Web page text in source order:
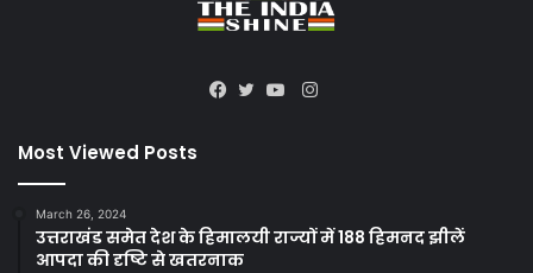
Instagram
Most Viewed Posts
March 26, 2024
उत्तराखंड समेत देश के हिमालयी राज्यों में 188 हिमनद झीलें
आपदा की दृष्टि से खतरनाक